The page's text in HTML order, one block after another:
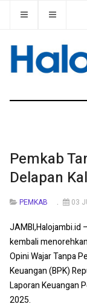
Pemkab
Delapan
PEMKAB 03
JAMBI,Halojambi.id
kembali
Opini Wajar Tanpa
Keuangan (BPK)
Laporan Keuangan
2025.